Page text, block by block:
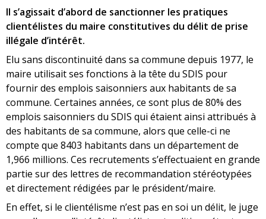
Il s’agissait d’abord de sanctionner les pratiques
clientélistes du maire constitutives du délit de prise
illégale d’intérêt.
Elu sans discontinuité dans sa commune depuis 1977, le
maire utilisait ses fonctions à la tête du SDIS pour
fournir des emplois saisonniers aux habitants de sa
commune. Certaines années, ce sont plus de 80% des
emplois saisonniers du SDIS qui étaient ainsi attribués à
des habitants de sa commune, alors que celle-ci ne
compte que 8403 habitants dans un département de
1,966 millions. Ces recrutements s’effectuaient en grande
partie sur des lettres de recommandation stéréotypées
et directement rédigées par le président/maire.
En effet, si le clientélisme n’est pas en soi un délit, le juge